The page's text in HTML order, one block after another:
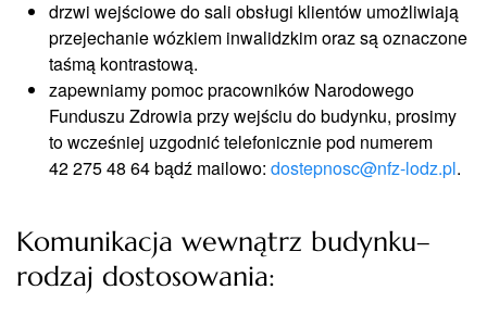
drzwi wejściowe do sali obsługi klientów umożliwiają
przejechanie wózkiem inwalidzkim oraz są oznaczone
taśmą kontrastową.
zapewniamy pomoc pracowników Narodowego
Funduszu Zdrowia przy wejściu do budynku, prosimy
to wcześniej uzgodnić telefonicznie pod numerem
42 275 48 64 bądź mailowo: dostepnosc@nfz-lodz.pl.
Komunikacja wewnątrz budynku–
rodzaj dostosowania: